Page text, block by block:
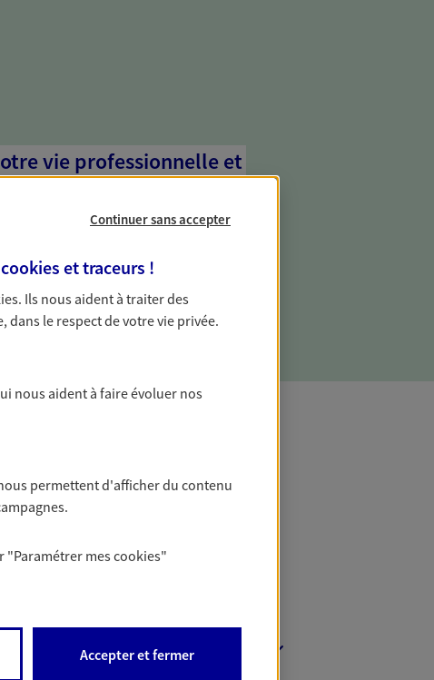
vie professionnelle et
votre écoute pour vous proposer des
les risques liés à votre vie privée. Un seul
tous vos besoins, ça change tout.
Protection
Continuer sans accepter
cookies et traceurs !
. Ils nous aident à traiter des
le respect de votre vie privée.
nous aident à faire évoluer nos
permettent d'afficher du contenu
"Paramétrer mescookies"
Accepter et fermer